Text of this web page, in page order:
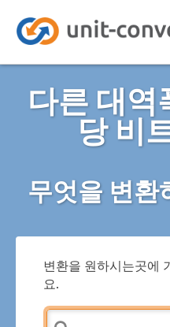
다른 대역
당 비
무엇을 변환
변환을 원하시는곳에
요.